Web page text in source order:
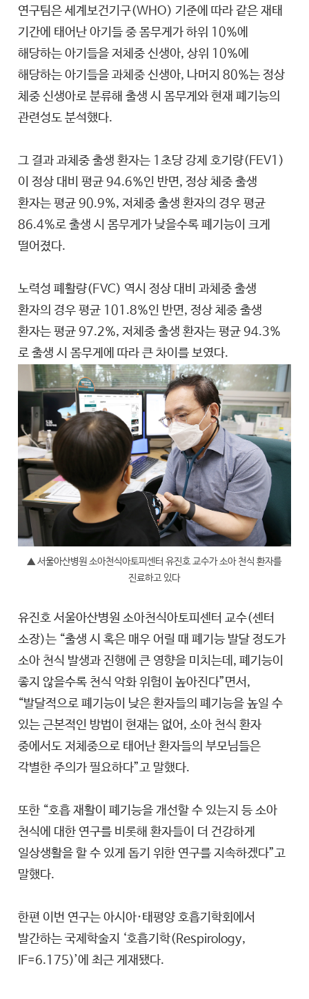
연구팀은 세계보건기구(WHO) 기준에 따라 같은 재태
기간에 태어난 아기들 중 몸무게가 하위 10%에
해당하는 아기들을 저체중 신생아, 상위 10%에
해당하는 아기들을 과체중 신생아, 나머지 80%는 정상
체중 신생아로 분류해 출생 시 몸무게와 현재 폐기능의
관련성도 분석했다.
그 결과 과체중 출생 환자는 1초당 강제 호기량(FEV1)
이 정상 대비 평균 94.6%인 반면, 정상 체중 출생
환자는 평균 90.9%, 저체중 출생 환자의 경우 평균
86.4%로 출생 시 몸무게가 낮을수록 폐기능이 크게
떨어졌다.
노력성 폐활량(FVC) 역시 정상 대비 과체중 출생
환자의 경우 평균 101.8%인 반면, 정상 체중 출생
환자는 평균 97.2%, 저체중 출생 환자는 평균 94.3%
로 출생 시 몸무게에 따라 큰 차이를 보였다.
▲ 서울아산병원 소아천식아토피센터 유진호 교수가 소아 천식 환자를
진료하고 있다
유진호 서울아산병원 소아천식아토피센터 교수(센터
소장)는 “출생 시 혹은 매우 어릴 때 폐기능 발달 정도가
소아 천식 발생과 진행에 큰 영향을 미치는데, 폐기능이
좋지 않을수록 천식 악화 위험이 높아진다”면서,
“발달적으로 폐기능이 낮은 환자들의 폐기능을 높일 수
있는 근본적인 방법이 현재는 없어, 소아 천식 환자
중에서도 저체중으로 태어난 환자들의 부모님들은
각별한 주의가 필요하다”고 말했다.
또한 “호흡 재활이 폐기능을 개선할 수 있는지 등 소아
천식에 대한 연구를 비롯해 환자들이 더 건강하게
일상생활을 할 수 있게 돕기 위한 연구를 지속하겠다”고
말했다.
한편 이번 연구는 아시아·태평양 호흡기학회에서
발간하는 국제학술지 ‘호흡기학(Respirology,
IF=6.175)’에 최근 게재됐다.